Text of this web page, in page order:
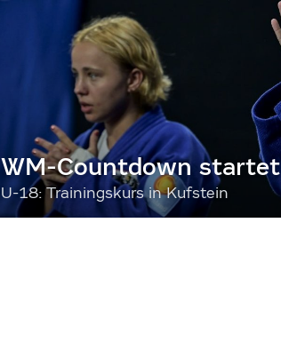
WM-Countdown startet
U-18: Trainingskurs in Kufstein